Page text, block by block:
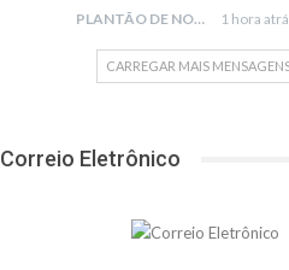
PLANTÃO DE NOTÍCIAS 1 hora
CARREGAR MAIS
Correio Eletrônico